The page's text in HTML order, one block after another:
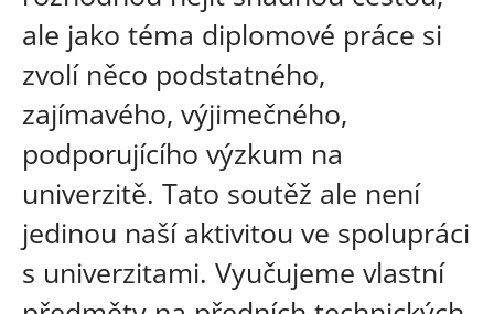
ale jako téma diplomové práce si
zvolí něco podstatného,
zajímavého, výjimečného,
podporujícího výzkum na
univerzitě. Tato soutěž ale není
jedinou naší aktivitou ve spolupráci
s univerzitami. Vyučujeme vlastní